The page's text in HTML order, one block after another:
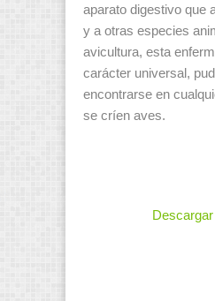
aparato digestivo que
y a otras especies
avicultura, esta
carácter universal,
encontrarse en
se críen aves.